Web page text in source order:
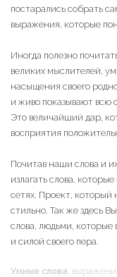
постарались собрать
выражения, которые
Иногда полезно
великих мыслителей,
насыщения своего
и живо показывают всю
Это величайший дар,
восприятия
Почитав наши слова и
излагать слова,
сетях. Проект, который
стильно. Так же здесь
слова, людьми, которые
и силой своего пера.
Умные слова,